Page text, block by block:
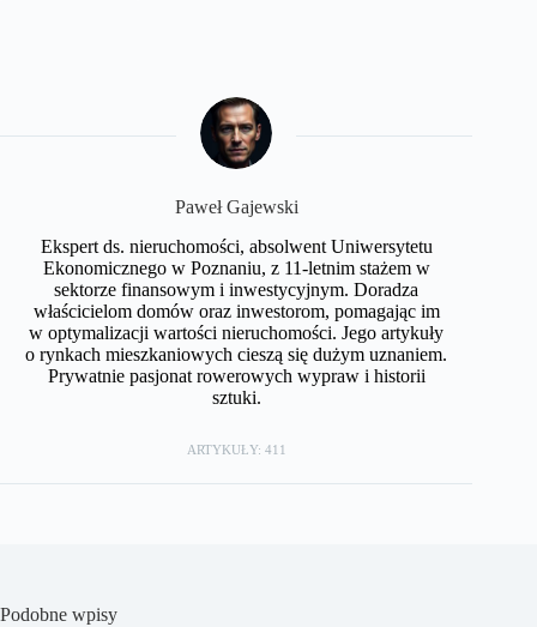
Paweł Gajewski
Ekspert ds. nieruchomości, absolwent Uniwersytetu
Ekonomicznego w Poznaniu, z 11-letnim stażem w
sektorze finansowym i inwestycyjnym. Doradza
właścicielom domów oraz inwestorom, pomagając im
w optymalizacji wartości nieruchomości. Jego artykuły
o rynkach mieszkaniowych cieszą się dużym uznaniem.
Prywatnie pasjonat rowerowych wypraw i historii
sztuki.
ARTYKUŁY: 411
Podobne wpisy